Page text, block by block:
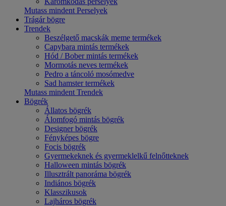
Mutass mindent Perselyek
Trágár bögre
Trendek
Beszélgető macskák meme termékek
Capybara mintás termékek
Hód / Bober mintás termékek
Mormotás neves termékek
Pedro a táncoló mosómedve
Sad hamster termékek
Mutass mindent Trendek
Bögrék
Állatos bögrék
Álomfogó mintás bögrék
Designer bögrék
Fényképes bögre
Focis bögrék
Gyermekeknek és gyermeklelkű felnőtteknek
Halloween mintás bögrék
Illusztrált panoráma bögrék
Indiános bögrék
Klasszikusok
Lajháros bögrék